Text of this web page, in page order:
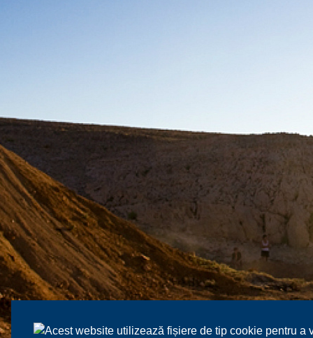
Acest website utilizează fișiere de tip cookie pentru